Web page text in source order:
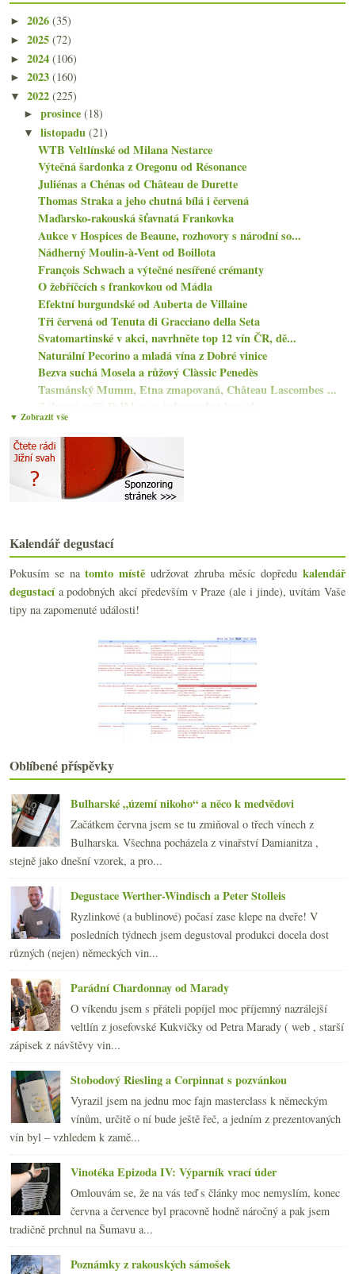
► 2026 (35)
► 2025 (72)
► 2024 (106)
► 2023 (160)
▼ 2022 (225)
►prosince(18)
▼listopadu(21)
WTB Veltlínské od Milana Nestarce
Výtečná šardonka z Oregonu od Résonance
Juliénas a Chénas od Château de Durette
Thomas Straka a jeho chutná bílá i červená
Maďarsko-rakouská šťavnatá Frankovka
Aukce v Hospices de Beaune, rozhovory s národní so...
Nádherný Moulin-à-Vent od Boillota
François Schwach a výtečné nesířené crémanty
O žebříčcích s frankovkou od Mádla
Efektní burgundské od Auberta de Villaine
Tři červená od Tenuta di Gracciano della Seta
Svatomartinské v akci, navrhněte top 12 vín ČR, dě...
Naturální Pecorino a mladá vína z Dobré vinice
Bezva suchá Mosela a růžový Clàssic Penedès
Tasmánský Mumm, Etna zmapovaná, Château Lascombes ...
Zábavné svěží DelMoro a jeden vadný kousek
Průlet světem sherry na šestnácti vzorcích
Vinařství Salwey a jejich výtečné „burgundy“
Fajn ryzlink od Im Weinegg
Degustace Weingut Stefan Meyer s vinařem
Koncentrovaná efektní vína od Cà dei Conti
►srpna(16)
►července (10)
►června(22)
► května(22)
►2018(240)
►2017(240)
►2016(250)
►2015(251)
►2014(254)
► 2013 (249)
2012
2011 (252)
►2010(249)
►2009(249)
►2008(270)
►2007(108)
▼ Zobrazit vše
Kalendář degustací
Pokusím se natomto místě udržovat zhruba měsíc dopředukalendář
degustacía podobných akcí především v Praze (ale i jinde), uvítám Vaše
tipy na zapomenuté události!
Oblíbené příspěvky
Bulharské „území nikoho“ a něco k medvědovi
Začátkem června jsem se tu zmiňoval o třech vínech z
Bulharska. Všechna pocházela z vinařství Damianitza ,
stejně jako dnešní vzorek, a pro...
Degustace Werther-Windisch a Peter Stolleis
Ryzlinkové (a bublinové) počasí zase klepe na dveře! V
posledních týdnech jsem degustoval produkci docela dost
různých (nejen) německých vin...
Parádní Chardonnay od Marady
O víkendu jsem s přáteli popíjel moc příjemný nazrálejší
veltlín z josefovské Kukvičky od Petra Marady ( web , starší
zápisek z návštěvy vin...
Stobodový Riesling a Corpinnat s pozvánkou
Vyrazil jsem na jednu moc fajn masterclass k německým
vínům, určitě o ní bude ještě řeč, a jedním z prezentovaných
vín byl – vzhledem k zamě...
Vinotéka Epizoda IV: Výparník vrací úder
Omlouvám se, že na vás teď s články moc nemyslím, konec
června a července byl pracovně hodně náročný a pak jsem
tradičně prchnul na Šumavu a...
Poznámky z rakouských sámošek